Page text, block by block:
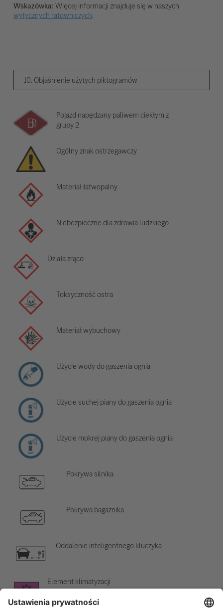
Wskazówka:Więcej informacji znajduje się w naszych
wytycznych ratowniczych.
10. Objaśnienie użytych piktogramów
Pojazd napędzany paliwem ciekłym z
grupy 2
Ogólny znak ostrzegawczy
Materiał łatwopalny
Niebezpieczne dla zdrowia ludzkiego
Działa żrąco
Toksyczność ostra
Materiał wybuchowy
Użycie wody do gaszenia ognia
Użycie suchej piany do gaszenia ognia
Użycie mokrej piany do gaszenia ognia
Pokrywa silnika
Pokrywa bagażnika
Oddalenie inteligentnego kluczyka
Element klimatyzacji